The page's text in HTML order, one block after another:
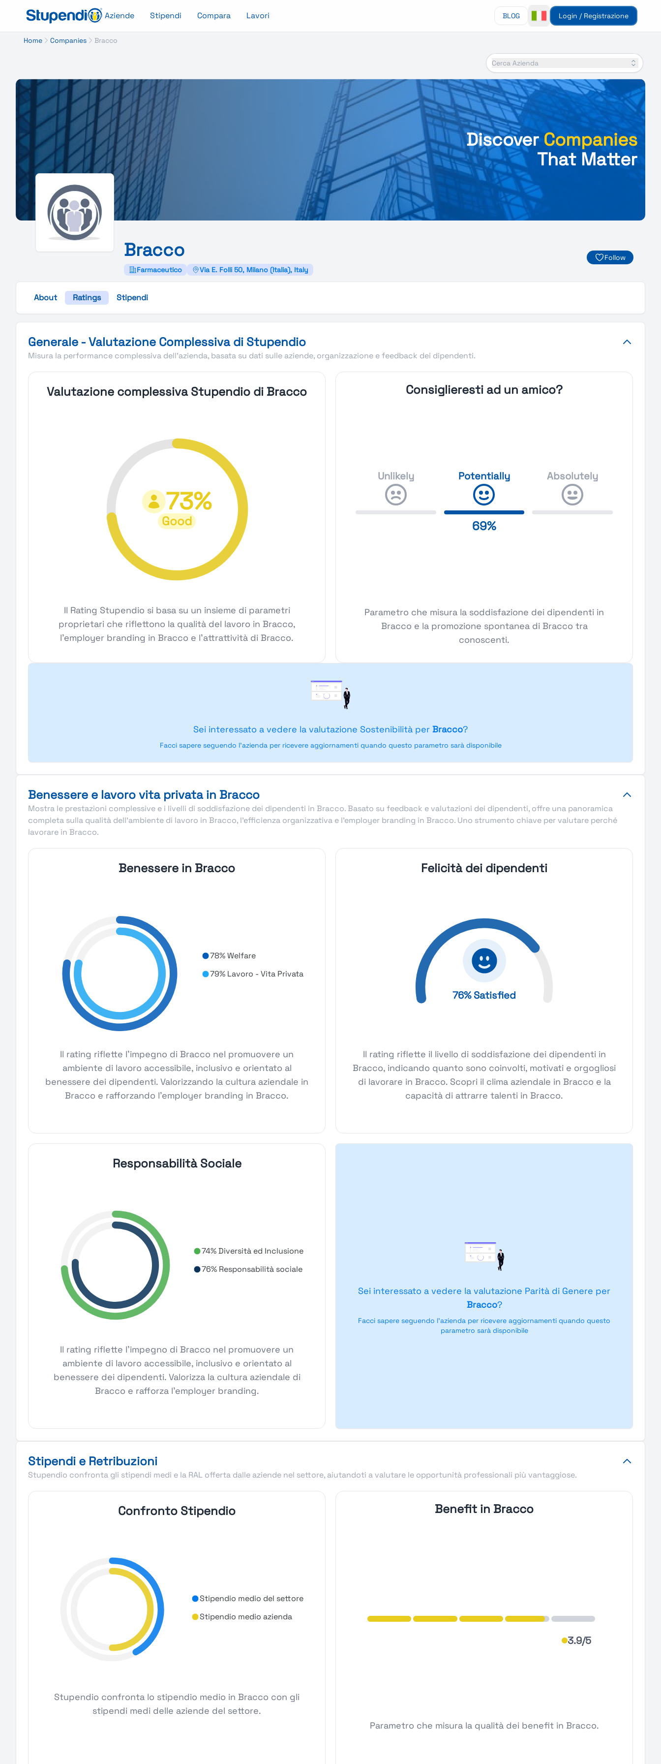
Aziende Stipendi Compara Lavori BLOG Login / Registrazione
Home Companies Bracco
Cerca Azienda
DiscoverCompanies
That Matter
Bracco
Farmaceutico Via E. Folli 50, Milano (Italia), Italy
Follow
About Ratings Stipendi
Generale - Valutazione Complessiva di Stupendio
Misura la performance complessiva dell'azienda, basata su dati sulle aziende, organizzazione e feedback dei dipendenti.
Valutazione complessiva Stupendio di Bracco
73%
Good
Il Rating Stupendio si basa su un insieme di parametri
proprietari che riflettono la qualità del lavoro in Bracco,
l'employer branding in Bracco e l'attrattività di Bracco.
Consiglieresti ad un amico?
Unlikely Potentially
69%
Absolutely
Parametro che misura la soddisfazione dei dipendenti in
Bracco e la promozione spontanea di Bracco tra
conoscenti.
Sei interessato a vedere la valutazione Sostenibilità per Bracco?
Facci sapere seguendo l'azienda per ricevere aggiornamenti quando questo parametro sarà disponibile
Benessere e lavoro vita privata in Bracco
Mostra le prestazioni complessive e i livelli di soddisfazione dei dipendenti in Bracco. Basato su feedback e valutazioni dei dipendenti, offre una panoramica
completa sulla qualità dell’ambiente di lavoro in Bracco, l’efficienza organizzativa e l’employer branding in Bracco. Uno strumento chiave per valutare perché
lavorare in Bracco.
Benessere in Bracco
78% Welfare
79% Lavoro - Vita Privata
Il rating riflette l'impegno di Bracco nel promuovere un
ambiente di lavoro accessibile, inclusivo e orientato al
benessere dei dipendenti. Valorizzando la cultura aziendale in
Bracco e rafforzando l'employer branding in Bracco.
Felicità dei dipendenti
76% Satisfied
Il rating riflette il livello di soddisfazione dei dipendenti in
Bracco, indicando quanto sono coinvolti, motivati e orgogliosi
di lavorare in Bracco. Scopri il clima aziendale in Bracco e la
capacità di attrarre talenti in Bracco.
Responsabilità Sociale
74% Diversità ed Inclusione
76% Responsabilità sociale
Il rating riflette l'impegno di Bracco nel promuovere un
ambiente di lavoro accessibile, inclusivo e orientato al
benessere dei dipendenti. Valorizza la cultura aziendale di
Bracco e rafforza l'employer branding.
Sei interessato a vedere la valutazione Parità di Genere per
Bracco?
Facci sapere seguendo l'azienda per ricevere aggiornamenti quando questo
parametro sarà disponibile
Stipendi e Retribuzioni
Stupendio confronta gli stipendi medi e la RAL offerta dalle aziende nel settore, aiutandoti a valutare le opportunità professionali più vantaggiose.
Confronto Stipendio
Stipendio medio del settore
Stipendio medio azienda
Stupendio confronta lo stipendio medio in Bracco con gli
stipendi medi delle aziende del settore.
Benefit in Bracco
3.9/5
Parametro che misura la qualità dei benefit in Bracco.